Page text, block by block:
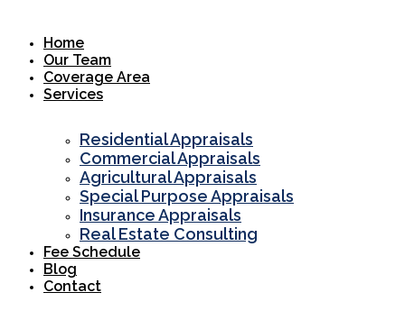
contentHome
Our Team
Coverage Area
Services
Residential Appraisals
Commercial Appraisals
Agricultural Appraisals
Special Purpose Appraisals
Insurance Appraisals
Real Estate Consulting
Fee Schedule
Blog
Contact